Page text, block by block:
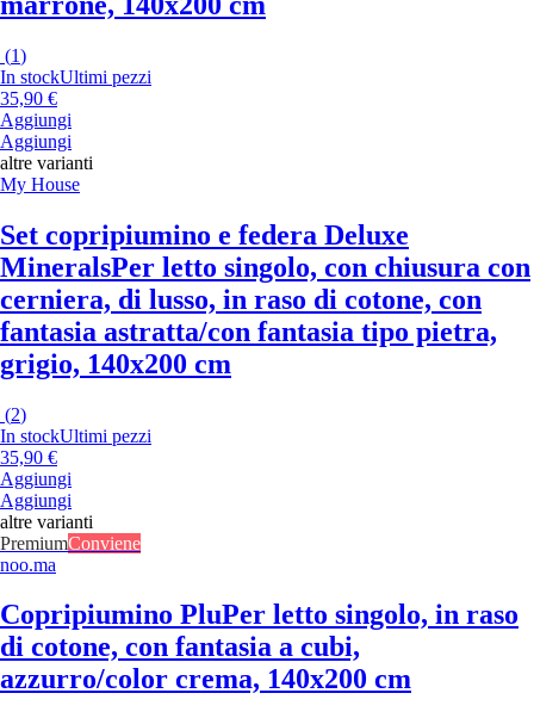
(1)
In stockUltimi pezzi
35,90 €
Aggiungi
Aggiungi
altre varianti
My House
Set copripiumino e federa Deluxe
MineralsPer letto singolo, con chiusura con
cerniera, di lusso, in raso di cotone, con
fantasia astratta/con fantasia tipo pietra,
grigio, 140x200 cm
(2)
In stockUltimi pezzi
35,90 €
Aggiungi
Aggiungi
altre varianti
PremiumConviene
noo.ma
Copripiumino PluPer letto singolo, in raso
di cotone, con fantasia a cubi,
azzurro/color crema, 140x200 cm